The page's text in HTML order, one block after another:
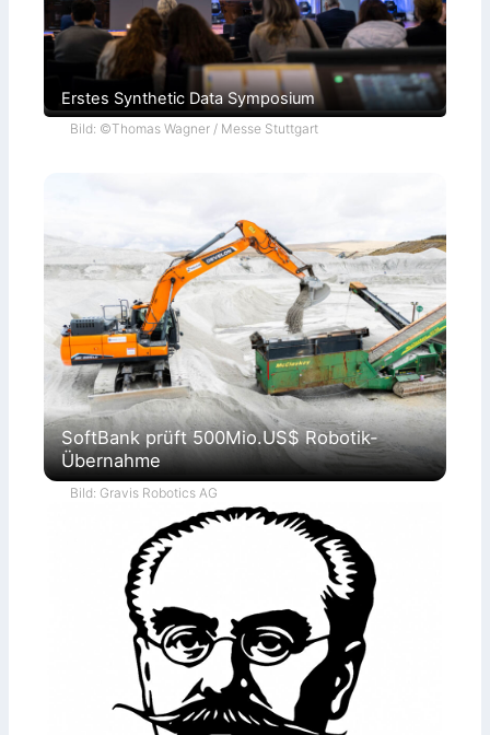
Erstes Synthetic Data Symposium
Bild: ©Thomas Wagner / Messe Stuttgart
SoftBank prüft 500Mio.US$ Robotik-
Übernahme
Bild: Gravis Robotics AG